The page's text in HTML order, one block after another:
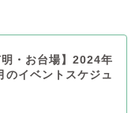
明・お台場】2024年
のイベントスケジュ